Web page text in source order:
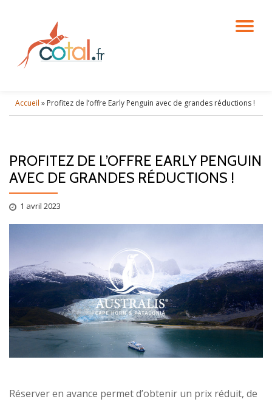
contenu
Accueil » Profitez de l’offre Early Penguin avec de grandes réductions !
PROFITEZ DE L’OFFRE EARLY PENGUIN
AVEC DE GRANDES RÉDUCTIONS !
1 avril 2023
Réserver en avance permet d’obtenir un prix réduit, de